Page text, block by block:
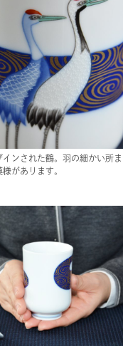
インされた鶴。羽の細かい所ま
があります。